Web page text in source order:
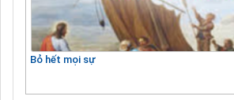
Bỏ hết mọi sự